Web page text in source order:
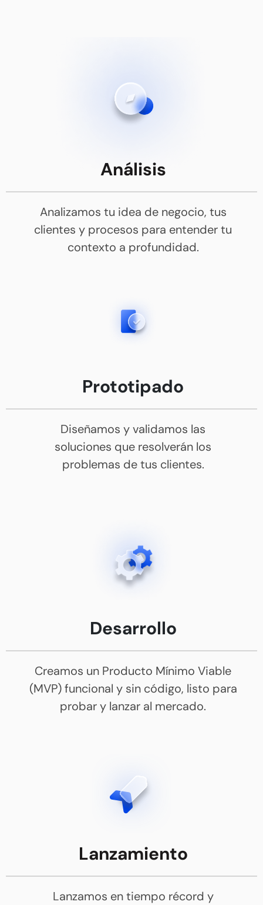
Análisis
Analizamos tu idea de negocio, tus
clientes y procesos para entender tu
contexto a profundidad.
Prototipado
Diseñamos y validamos las
soluciones que resolverán los
problemas de tus clientes.
Desarrollo
Creamos un Producto Mínimo Viable
(MVP) funcional y sin código, listo para
probar y lanzar al mercado.
Lanzamiento
Lanzamos en tiempo récord y